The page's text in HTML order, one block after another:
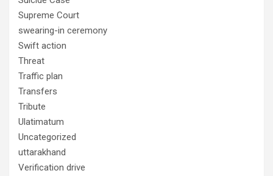
Supreme Court
swearing-in ceremony
Swift action
Threat
Traffic plan
Transfers
Tribute
Ulatimatum
Uncategorized
uttarakhand
Verification drive